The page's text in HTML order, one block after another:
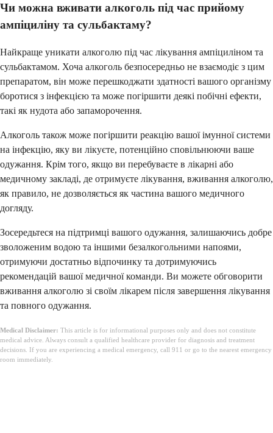
Чи можна вживати алкоголь під час прийому
ампіциліну та сульбактаму?
Найкраще уникати алкоголю під час лікування ампіциліном та
сульбактамом. Хоча алкоголь безпосередньо не взаємодіє з цим
препаратом, він може перешкоджати здатності вашого організму
боротися з інфекцією та може погіршити деякі побічні ефекти,
такі як нудота або запаморочення.
Алкоголь також може погіршити реакцію вашої імунної системи
на інфекцію, яку ви лікуєте, потенційно сповільнюючи ваше
одужання. Крім того, якщо ви перебуваєте в лікарні або
медичному закладі, де отримуєте лікування, вживання алкоголю,
як правило, не дозволяється як частина вашого медичного
догляду.
Зосередьтеся на підтримці вашого одужання, залишаючись добре
зволоженим водою та іншими безалкогольними напоями,
отримуючи достатньо відпочинку та дотримуючись
рекомендацій вашої медичної команди. Ви можете обговорити
вживання алкоголю зі своїм лікарем після завершення лікування
та повного одужання.
Medical Disclaimer: This article is for informational purposes only and does not constitute
medical advice. Always consult a qualified healthcare provider for diagnosis and treatment
decisions. If you are experiencing a medical emergency, call 911 or go to the nearest emergency
room immediately.